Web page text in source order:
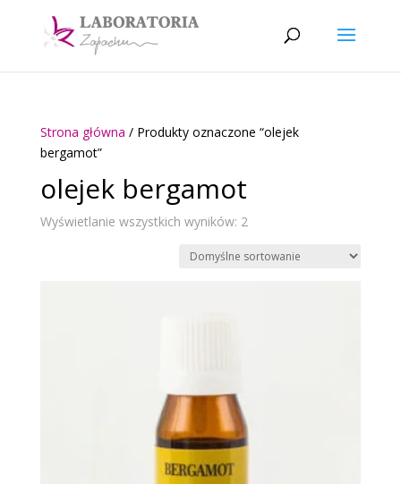
Strona główna / Produkty oznaczone “olejek
bergamot”
olejek bergamot
Wyświetlanie wszystkich wyników: 2